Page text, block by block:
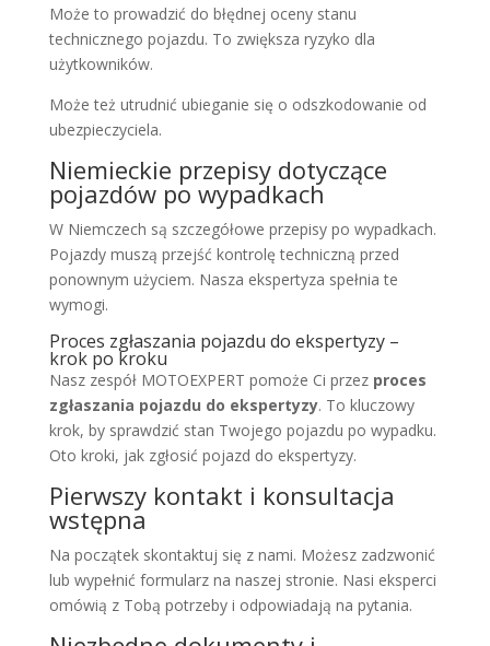
Może to prowadzić do błędnej oceny stanu
technicznego pojazdu. To zwiększa ryzyko dla
użytkowników.
Może też utrudnić ubieganie się o odszkodowanie od
ubezpieczyciela.
Niemieckie przepisy dotyczące
pojazdów po wypadkach
W Niemczech są szczegółowe przepisy po wypadkach.
Pojazdy muszą przejść kontrolę techniczną przed
ponownym użyciem. Nasza ekspertyza spełnia te
wymogi.
Proces zgłaszania pojazdu do ekspertyzy –
krok po kroku
Nasz zespół MOTOEXPERT pomoże Ci przez proces
zgłaszania pojazdu do ekspertyzy. To kluczowy
krok, by sprawdzić stan Twojego pojazdu po wypadku.
Oto kroki, jak zgłosić pojazd do ekspertyzy.
Pierwszy kontakt i konsultacja
wstępna
Na początek skontaktuj się z nami. Możesz zadzwonić
lub wypełnić formularz na naszej stronie. Nasi eksperci
omówią z Tobą potrzeby i odpowiadają na pytania.